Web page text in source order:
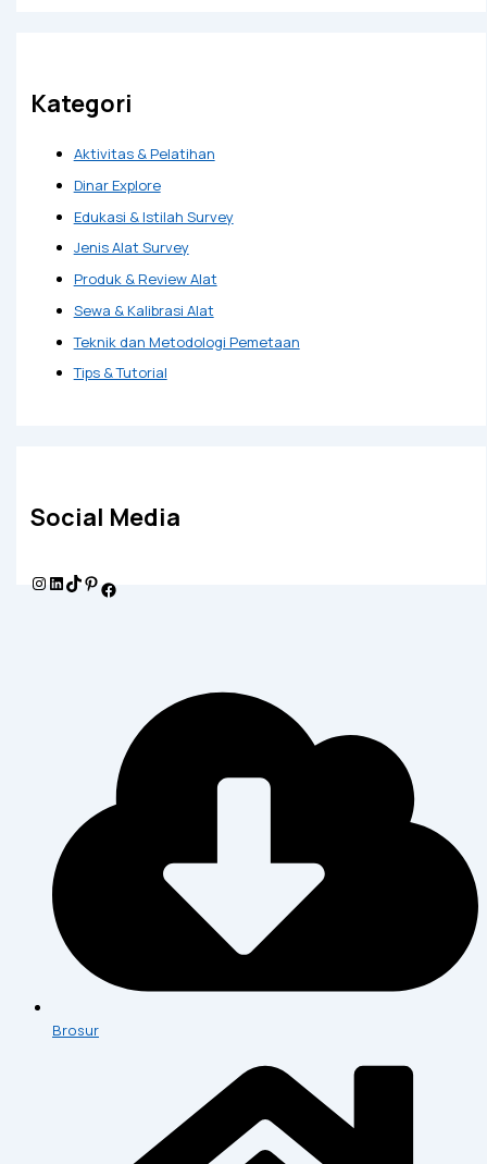
Kategori
Aktivitas & Pelatihan
Dinar Explore
Edukasi & Istilah Survey
Jenis Alat Survey
Produk & Review Alat
Sewa & Kalibrasi Alat
Teknik dan Metodologi Pemetaan
Tips & Tutorial
Social Media
Brosur